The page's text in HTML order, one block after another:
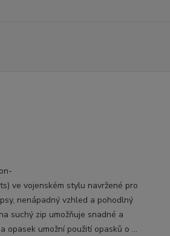
ve vojenském stylu navržené pro
nenápadný vzhled a pohodlný
suchý zip umožňuje snadné a
opasek umožní použití opasků o ...